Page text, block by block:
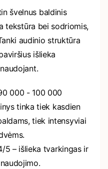
švelnus baldinis
tekstūra bei sodriomis,
audinio struktūra
išlieka
000 - 100 000
tinka tiek kasdien
tiek intensyviai
5 – išlieka tvarkingas ir